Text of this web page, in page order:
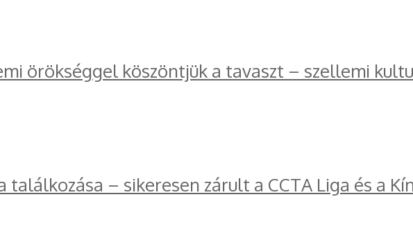
örökséggel köszöntjük a tavaszt – szellemi
találkozása – sikeresen zárult a CCTA Liga és a